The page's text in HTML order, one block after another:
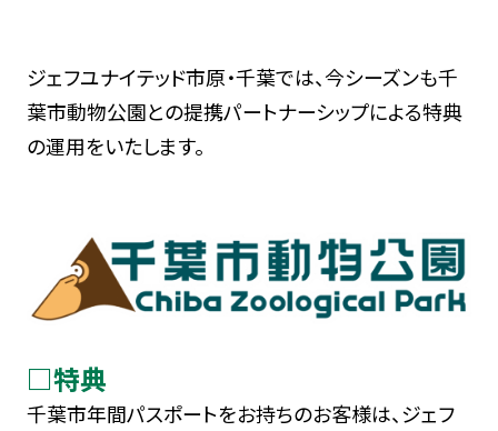
ジェフユナイテッド市原・千葉では、今シーズンも千
葉市動物公園との提携パートナーシップによる特典
の運用をいたします。
□特典
千葉市年間パスポートをお持ちのお客様は、ジェフ